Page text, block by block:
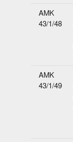
AMK
43/1/48
AMK
43/1/49